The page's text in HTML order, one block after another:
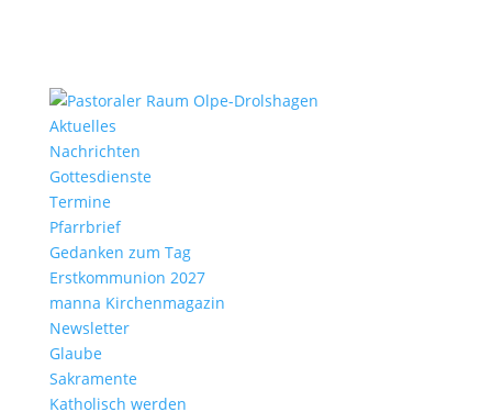
Aktu­elles
Nach­richten
Gottes­dienste
Termine
Pfarr­brief
Gedanken zum Tag
Erst­kom­mu­nion 2027
manna Kirchen­ma­gazin
News­letter
Glaube
Sakra­mente
Katho­lisch werden